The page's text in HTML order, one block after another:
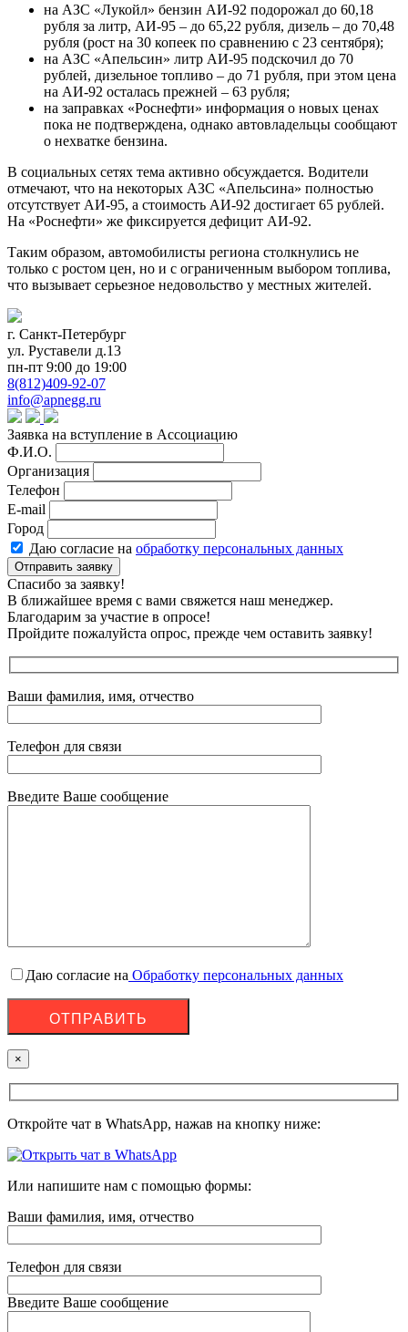
на АЗС «Лукойл» бензин АИ-92 подорожал до 60,18
рубля за литр, АИ-95 – до 65,22 рубля, дизель – до 70,48
рубля (рост на 30 копеек по сравнению с 23 сентября);
на АЗС «Апельсин» литр АИ-95 подскочил до 70
рублей, дизельное топливо – до 71 рубля, при этом цена
на АИ-92 осталась прежней – 63 рубля;
на заправках «Роснефти» информация о новых ценах
пока не подтверждена, однако автовладельцы сообщают
о нехватке бензина.
В социальных сетях тема активно обсуждается. Водители
отмечают, что на некоторых АЗС «Апельсина» полностью
отсутствует АИ-95, а стоимость АИ-92 достигает 65 рублей.
На «Роснефти» же фиксируется дефицит АИ-92.
Таким образом, автомобилисты региона столкнулись не
только с ростом цен, но и с ограниченным выбором топлива,
что вызывает серьезное недовольство у местных жителей.
г. Санкт-Петербург
ул. Руставели д.13
пн-пт 9:00 до 19:00
8(812)409-92-07
info@apnegg.ru
Заявка на вступление в Ассоциацию
Ф.И.О.
Организация
Телефон
E-mail
Город
Даю согласие на обработку персональных данных
Отправить заявку
Спасибо за заявку!
В ближайшее время с вами свяжется наш менеджер.
Благодарим за участие в опросе!
Пройдите пожалуйста опрос, прежде чем оставить заявку!
Ваши фамилия, имя, отчество
Телефон для связи
Введите Ваше сообщение
Даю согласие на Обработку персональных данных
×
Откройте чат в WhatsApp, нажав на кнопку ниже:
Или напишите нам с помощью формы:
Ваши фамилия, имя, отчество
Телефон для связи
Введите Ваше сообщение